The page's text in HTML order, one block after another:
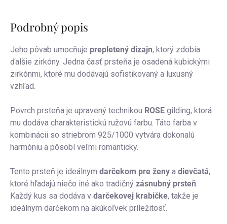
Podrobný popis
Jeho pôvab umocňuje prepletený dizajn, ktorý zdobia
ďalšie zirkóny. Jedna časť prsteňa je osadená kubickými
zirkónmi, ktoré mu dodávajú sofistikovaný a luxusný
vzhľad.
Povrch prsteňa je upravený technikou ROSE gilding, ktorá
mu dodáva charakteristickú ružovú farbu. Táto farba v
kombinácii so striebrom 925/1000 vytvára dokonalú
harmóniu a pôsobí veľmi romanticky.
Tento prsteň je ideálnym darčekom pre ženy a dievčatá,
ktoré hľadajú niečo iné ako tradičný zásnubný prsteň.
Každý kus sa dodáva v darčekovej krabičke, takže je
ideálnym darčekom na akúkoľvek príležitosť.